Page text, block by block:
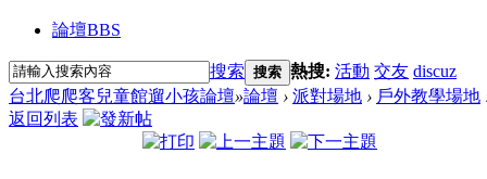
論壇BBS
搜索 搜索 熱搜: 活動 交友 discuz
台北爬爬客兒童館遛小孩論壇»論壇 › 派對場地 › 戶外教學場地
返回列表